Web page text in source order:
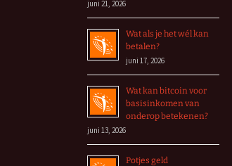
juni 21, 2026
Wat als je het wél kan
betalen?
juni 17, 2026
Wat kan bitcoin voor
basisinkomen van
onderop betekenen?
juni 13, 2026
Potjes geld